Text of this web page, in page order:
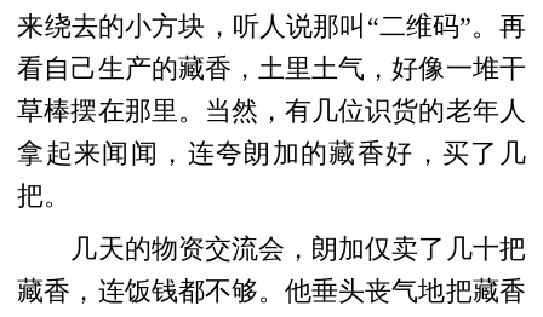
来绕去的小方块，听人说那叫“二维码”。再
看自己生产的藏香，土里土气，好像一堆干
草棒摆在那里。当然，有几位识货的老年人
拿起来闻闻，连夸朗加的藏香好，买了几
把。
几天的物资交流会，朗加仅卖了几十把
藏香，连饭钱都不够。他垂头丧气地把藏香